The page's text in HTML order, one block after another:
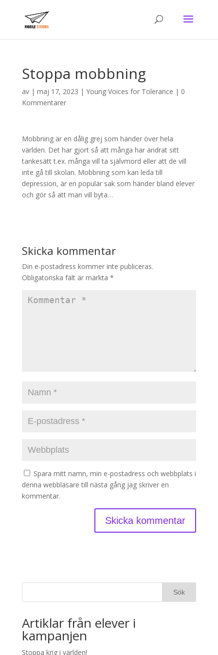
Stoppa mobbning
av | maj 17, 2023 | Young Voices for Tolerance | 0
Kommentarer
Mobbning är en dålig grej som händer över hela
världen. Det har gjort så att många har ändrat sitt
tankesätt t.ex. många vill ta självmord eller att de vill
inte gå till skolan. Mobbning som kan leda till
depression, är en populär sak som händer bland elever
och gör så att man vill byta…
Skicka kommentar
Din e-postadress kommer inte publiceras.
Obligatoriska fält är märkta *
Spara mitt namn, min e-postadress och webbplats i
denna webbläsare till nästa gång jag skriver en
kommentar.
Artiklar från elever i
kampanjen
Stoppa krig i världen!